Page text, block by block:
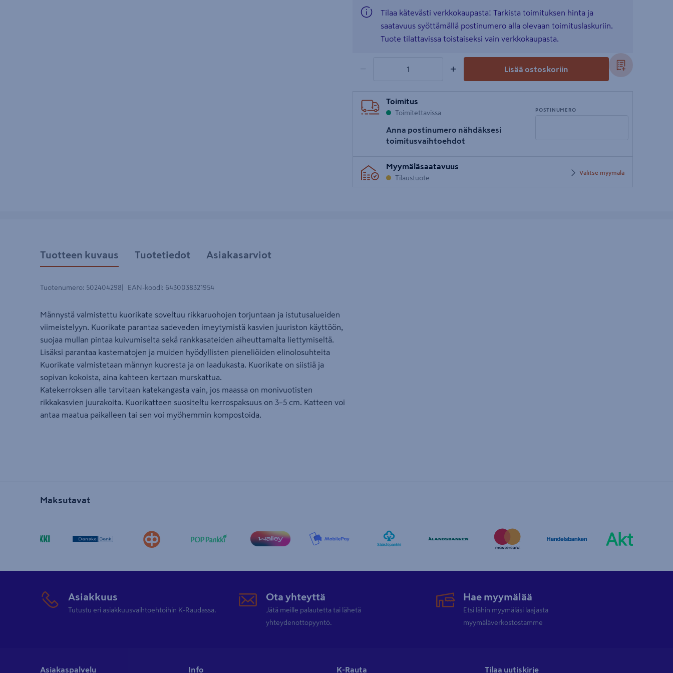
Tilaa kätevästi verkkokaupasta! Tarkista toimituksen hinta ja
saatavuus syöttämällä postinumero alla olevaan toimituslaskuriin.
Tuote tilattavissa toistaiseksi vain verkkokaupasta.
− + Lisää ostoskoriin
Toimitus
Toimitettavissa
Anna postinumero nähdäksesi
toimitusvaihtoehdot
POSTINUMERO
postinumero
Myymäläsaatavuus
Tilaustuote
Valitse myymälä
Tuotteen kuvaus Tuotetiedot Asiakasarviot
Tuotenumero: 502404298 EAN-koodi: 6430038321954
Männystä valmistettu kuorikate soveltuu rikkaruohojen torjuntaan ja istutusalueiden
viimeistelyyn. Kuorikate parantaa sadeveden imeytymistä kasvien juuriston käyttöön,
suojaa mullan pintaa kuivumiselta sekä rankkasateiden aiheuttamalta liettymiseltä.
Lisäksi parantaa kastematojen ja muiden hyödyllisten pieneliöiden elinolosuhteita
Kuorikate valmistetaan männyn kuoresta ja on laadukasta. Kuorikate on siistiä ja
sopivan kokoista, aina kahteen kertaan murskattua.
Katekerroksen alle tarvitaan katekangasta vain, jos maassa on monivuotisten
rikkakasvien juurakoita. Kuorikatteen suositeltu kerrospaksuus on 3–5 cm. Katteen voi
antaa maatua paikalleen tai sen voi myöhemmin kompostoida.
Maksutavat
Asiakkuus
Tutustu eri asiakkuusvaihtoehtoihin K-Raudassa.
Ota yhteyttä
Jätä meille palautetta tai lähetä
yhteydenottopyyntö.
Hae myymälää
Etsi lähin myymäläsi laajasta
myymäläverkostostamme
Asiakaspalvelu Info K-Rauta Tilaa uutiskirje